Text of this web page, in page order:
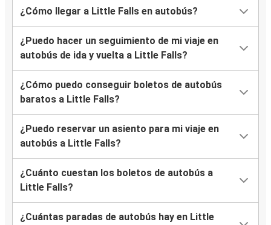
¿Cómo llegar a Little Falls en autobús?
¿Puedo hacer un seguimiento de mi viaje en
autobús de ida y vuelta a Little Falls?
¿Cómo puedo conseguir boletos de autobús
baratos a Little Falls?
¿Puedo reservar un asiento para mi viaje en
autobús a Little Falls?
¿Cuánto cuestan los boletos de autobús a
Little Falls?
¿Cuántas paradas de autobús hay en Little